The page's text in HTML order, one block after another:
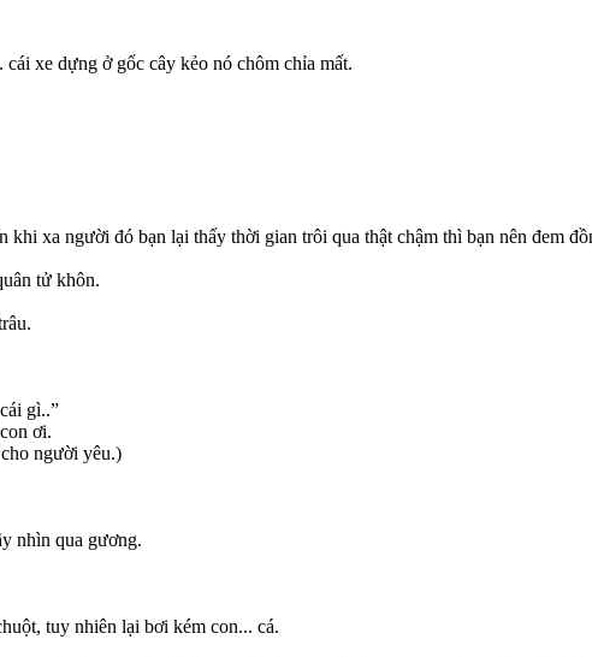
xe dựng ở gốc cây kẻo nó chôm chỉa mất.
xa người đó bạn lại thấy thời gian trôi qua thật chậm thì bạn nên đem
tử khôn.
gì..”
ơi.
người yêu.)
nhìn qua gương.
tuy nhiên lại bơi kém con... cá.